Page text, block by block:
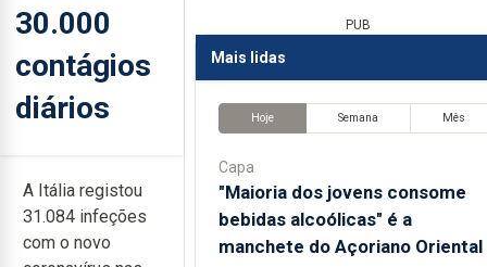
30.000
contágios
diários
A Itália registou
31.084 infeções
com o novo
PUB
Mais lidas
Hoje Semana Mês
Capa
"Maioria dos jovens consome
bebidas alcoólicas" é a
manchete do Açoriano Oriental